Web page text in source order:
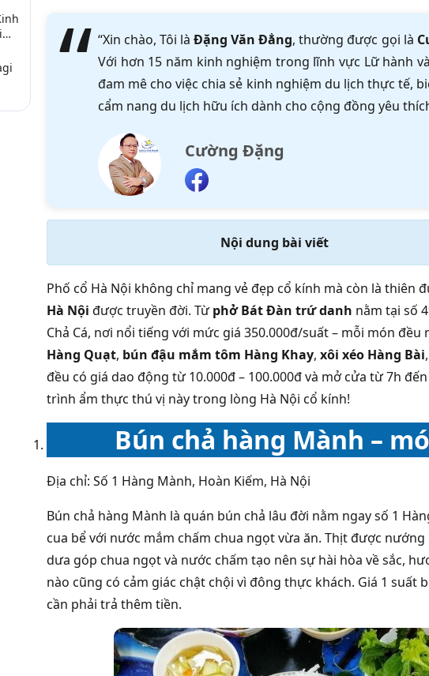
“Xin chào, Tôi làĐặng Văn Đẳng, thường được gọi là
Với hơn 15 năm kinh nghiệm trong lĩnh vực Lữ hành
đam mê cho việc chia sẻ kinh nghiệm du lịch thực tế,
cẩm nang du lịch hữu ích dành cho cộng đồng yêu
Cường Đặng
Nội dung bài viết
Phố cổ Hà Nội không chỉ mang vẻ đẹp cổ kính mà còn là thiên
Hà Nội được truyền đời. Từphở Bát Đàn trứ danh nằm tại số
Chả Cá, nơi nổi tiếng với mức giá 350.000đ/suất – mỗi món
Hàng Quạt, bún đậu mắm tôm Hàng Khay, xôi xéo Hàng Bài,
đều có giá dao động từ 10.000đ – 100.000đ và mở cửa từ 7h
trình ẩm thực thú vị này trong lòng Hà Nội cổ kính!
Bún chả hàng Mành –
Địa chỉ: Số 1 Hàng Mành, Hoàn Kiếm, Hà Nội
Bún chả hàng Mành là quán bún chả lâu đời nằm ngay số 1
cua bể với nước mắm chấm chua ngọt vừa ăn. Thịt được
dưa góp chua ngọt và nước chấm tạo nên sự hài hòa về sắc,
nào cũng có cảm giác chật chội vì đông thực khách. Giá 1
cần phải trả thêm tiền.